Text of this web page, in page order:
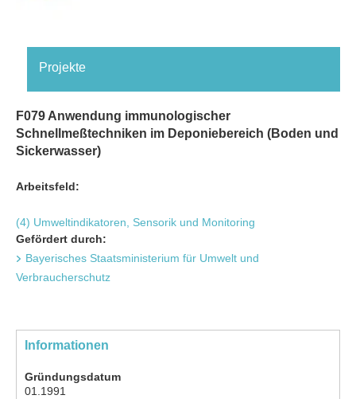
Projekte
F079 Anwendung immunologischer
Schnellmeßtechniken im Deponiebereich (Boden und
Sickerwasser)
Arbeitsfeld:
(4) Umweltindikatoren, Sensorik und Monitoring
Gefördert durch:
Bayerisches Staatsministerium für Umwelt und
Verbraucherschutz
Informationen
Gründungsdatum
01.1991